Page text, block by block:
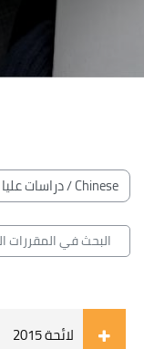
الكتل
تصنيفات المقررات
البحث في المقررات
لائحة 2015